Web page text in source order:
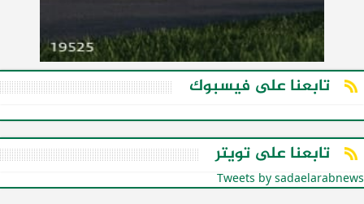
تابعنا على فيسبوك
تابعنا على تويتر
Tweets by sadaelarabnews